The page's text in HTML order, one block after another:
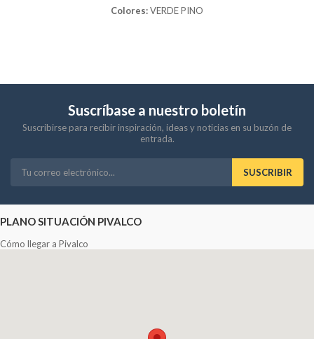
Colores:VERDE PINO
Suscríbase a nuestro boletín
Suscribirse para recibir inspiración, ideas y noticias en su buzón de
entrada.
SUSCRIBIR
PLANO SITUACIÓN PIVALCO
Cómo llegar a Pivalco